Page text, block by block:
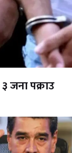
जना पक्राउ